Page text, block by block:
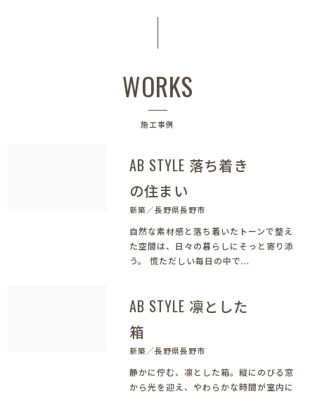
WORKS
施工事例
AB STYLE 落ち着き
の住まい
新築／長野県長野市
自然な素材感と落ち着いたトーンで整え
た空間は、日々の暮らしにそっと寄り添
う。 慌ただしい毎日の中で...
AB STYLE 凛とした
箱
新築／長野県長野市
静かに佇む、凛とした箱。縦にのびる窓
から光を迎え、やわらかな時間が室内に